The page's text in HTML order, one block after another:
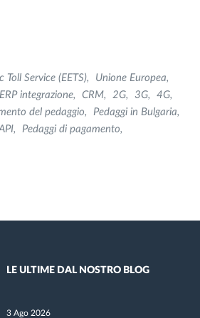
Service (EETS)
Unione Europea
ERP integrazione CRM 2G 3G
4G
del pedaggio
Pedaggi in Bulgaria
Pedaggi di pagamento
LE ULTIME DAL NOSTRO BLOG
3 Ago 2026